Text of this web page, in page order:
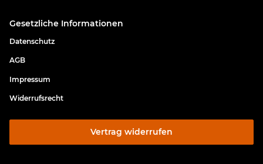
Gesetzliche Informationen
Datenschutz
AGB
Impressum
Widerrufsrecht
Vertrag widerrufen